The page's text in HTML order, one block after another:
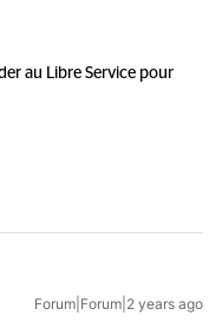
au Libre Service pour
Forum|Forum|2 years ago